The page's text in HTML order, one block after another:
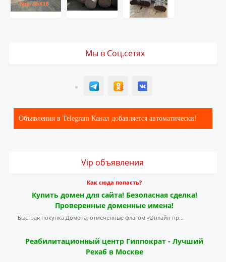
Мы в Соц.сетях
T ОК ВК
Объявления в Telegram Канал добавляется автоматически!
Vip объявления
Как сюда попасть?
Купить домен для сайта! Безопасная сделка!
Проверенные доменные имена!
Быстрая покупка Домена, отмеченные флагом «Онлайн пр...
Реабилитационный центр Гиппократ - Лучший
Рехаб в Москве